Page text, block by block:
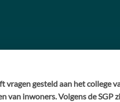
vragen gesteld aan het
van inwoners. Volgens de